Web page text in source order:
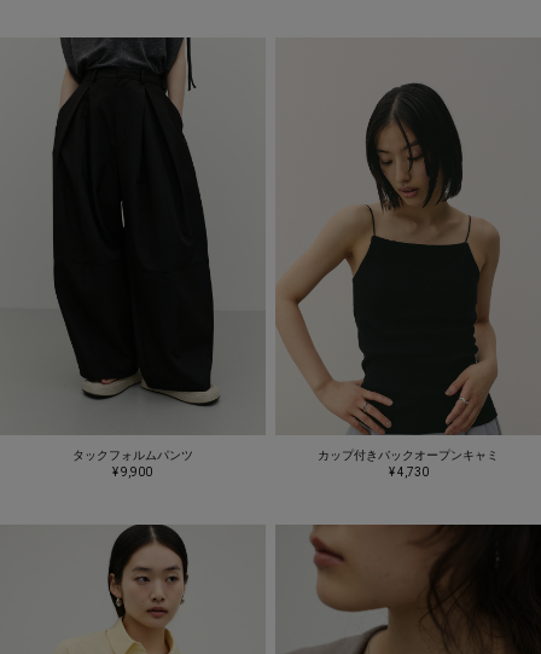
タックフォルムパンツ
¥ 9,900
カップ付きバックオープンキャミ
¥ 4,730